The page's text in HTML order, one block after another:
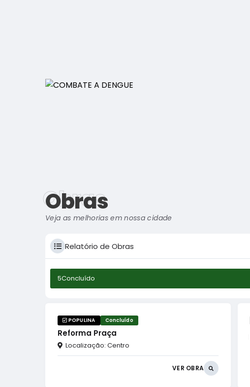
Obras
Veja as melhorias em nossa cidade
Obras
Relatório de Obras
5Concluído
POPULINA Concluído
Reforma Praça
Localização: Centro
VER OBRA